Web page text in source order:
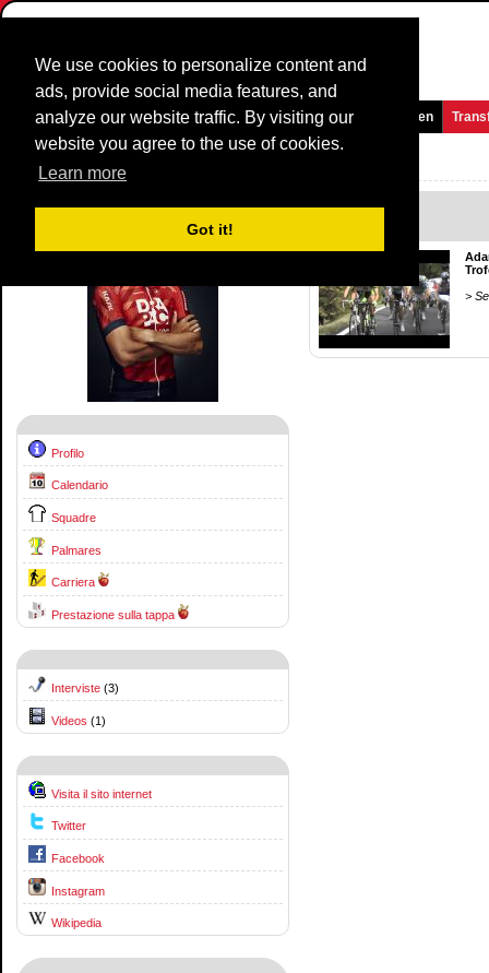
We use cookies to personalize content and
ads, provide social media features, and
analyze our website traffic. By visiting our
website you agree to the use of cookies.
Learn more
Got it!
Homepage Novità e media Giochi Gare Squadre Women
Corridore Profilo:
Profilo
Calendario
Squadre
Palmares
Carriera
Prestazione sulla tappa
Interviste (3)
Videos (1)
Visita il sito internet
Twitter
Facebook
Instagram
Wikipedia
>